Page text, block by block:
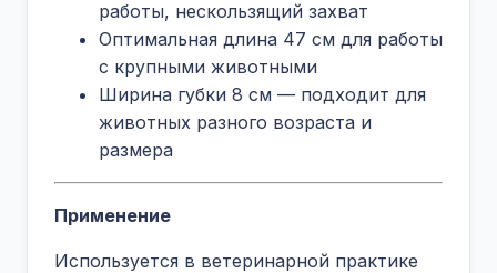
работы, нескользящий захват
Оптимальная длина 47 см для работы
с крупными животными
Ширина губки 8 см — подходит для
животных разного возраста и
размера
Применение
Используется в ветеринарной практике